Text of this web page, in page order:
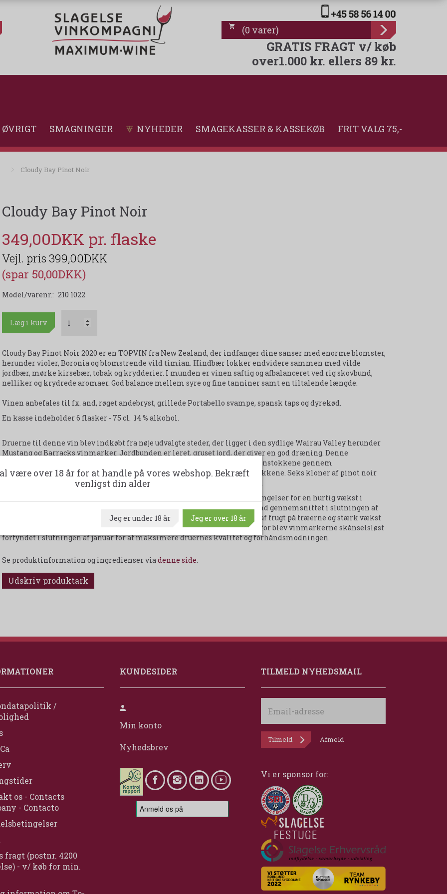
(0 varer)
GRATIS FRAGT v/ køb
over1.000 kr. ellers 89 kr.
ØVRIGT SMAGNINGER NYHEDER SMAGEKASSER & KASSEKØB FRIT VALG 75,-
Cloudy Bay Pinot Noir
Cloudy Bay Pinot Noir
349,00DKK
399,00DKK
(spar 50,00DKK)
Model/varenr.: 210 1022
Læg i kurv
Cloudy Bay Pinot Noir 2020 er en TOPVIN fra New Zealand, der indfanger dine sanser med enorme blomster,
herunder violer, Boronia og blomstrende vild timian. Hindbær lokker endvidere sammen med vilde
jordbær, mørke kirsebær, tobak og krydderier. I munden er vinen saftig og afbalanceret ved rig skovbund,
nelliker og krydrede aromaer. God balance mellem syre og fine tanniner samt en tiltalende længde.
Vinen anbefales til fx. and, røget andebryst, grillede Portabello svampe, spansk taps og dyrekød.
En kasse indeholder 6 flasker - 75 cl. 14 % alkohol.
Druerne til denne vin blev indkøbt fra nøje udvalgte steder, der ligger i den sydlige Wairau Valley herunder
Mustang og Barracks vinmarker. Jordbunden er leret, gruset jord, der giver en god dræning. Denne
jordstruktur tillader en forholdsvis ensartet tilgængelighed af vand til vinstokkene gennem
sommermånederne, hvilket minimerer vandstress til Pinot Noir vinstokkene. Seks kloner af pinot noir
druerne blev hånd høstet med moden smag og moderate sukker niveauer.
Et varmt forår opstået fra en usædvanlig våd vinter, giver de perfekte betingelser for en hurtig vækst i
foråret. Varme forhold fortsatte, og blomstring indtraf en uge tidligere end gennemsnittet i slutningen af
november. Nedbør i november og december gav mulighed for en høj grad af frugt på træerne og stærk vækst
gennem januar. Disse ideelle forhold kan føre til kraftige afgrøder og derfor blev vinmarkerne skånselsløst
fortyndet i slutningen af januar for at maksimere druernes kvalitet og forhåndsmodningen.
Se produktinformation og ingredienser viadenne side.
Udskriv produktark
/
os - Contacts
- Contacto
fragt (postnr. 4200
- v/ køb for min.
KUNDESIDER
Min konto
Nyhedsbrev
TILMELD NYHEDSMAIL
adresse
Tilmeld Afmeld
Vi er sponsor for:
være over 18 år for at handle på vores webshop. Bekræft
venligst din alder
Jeg er under 18 år Jeg er over 18 år